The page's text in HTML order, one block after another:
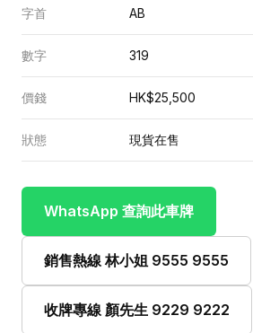
字首 AB
數字 319
價錢 HK$25,500
狀態 現貨在售
WhatsApp 查詢此車牌
銷售熱線 林小姐 9555 9555
收牌專線 顏先生 9229 9222